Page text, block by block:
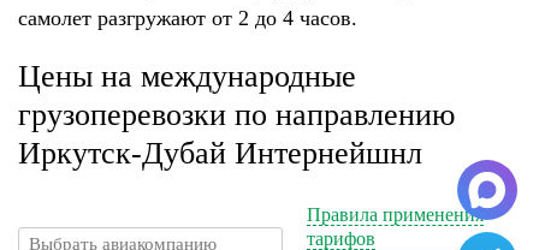
самолет разгружают от 2 до 4 часов.
Цены на международные
грузоперевозки по направлению
Иркутск-Дубай Интернейшнл
Правила применения
тарифов